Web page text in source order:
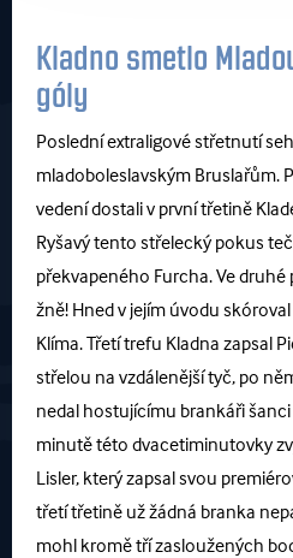
Kladno smetlo
góly
Poslední extraligové střetnutí
mladoboleslavským Bruslařům.
vedení dostali v první třetině
Ryšavý tento střelecký pokus
překvapeného Furcha. Ve
žně! Hned v jejím úvodu
Klíma. Třetí trefu Kladna zapsal
střelou na vzdálenější tyč, po
nedal hostujícímu brankáři
minutě této dvacetiminutovky
Lisler, který zapsal svou
třetí třetině už žádná branka
mohl kromě tří zasloužených